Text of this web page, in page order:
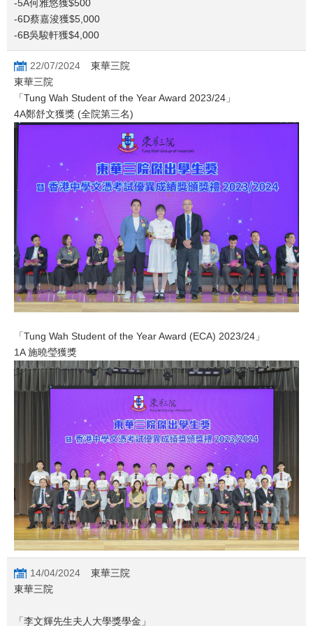
-5A何雅悠獲$500
-6D蔡嘉浚獲$5,000
-6B吳駿軒獲$4,000
22/07/2024
東華三院
東華三院
「Tung Wah Student of the Year Award 2023/24」
4A鄭舒文獲獎 (全院第三名)
「Tung Wah Student of the Year Award (ECA) 2023/24」
1A 施曉瑩獲獎
14/04/2024
東華三院
東華三院
「李文輝先生夫人大學獎學金」